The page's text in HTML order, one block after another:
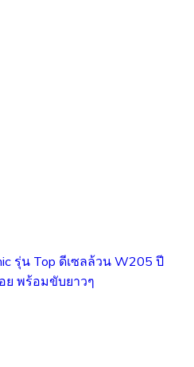
รุ่น Top ดีเซลล้วน W205 ปี
ย พร้อมขับยาวๆ